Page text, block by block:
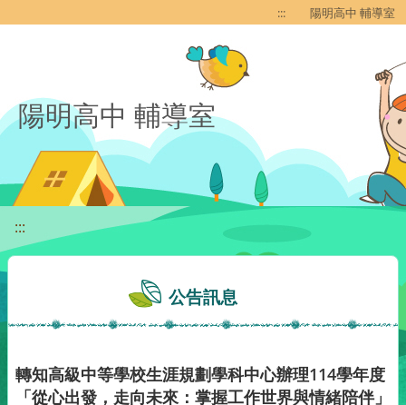
::: 陽明高中 輔導室
陽明高中 輔導室
:::
公告訊息
轉知高級中等學校生涯規劃學科中心辦理114學年度
「從心出發，走向未來：掌握工作世界與情緒陪伴」